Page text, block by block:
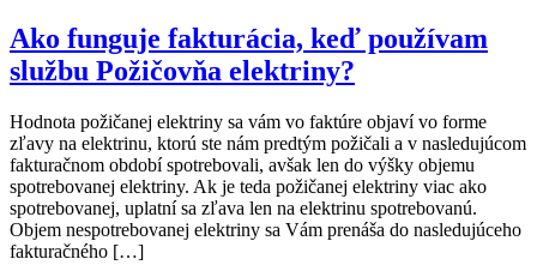
Ako funguje fakturácia, keď používam
službu Požičovňa elektriny?
Hodnota požičanej elektriny sa vám vo faktúre objaví vo forme
zľavy na elektrinu, ktorú ste nám predtým požičali a v nasledujúcom
fakturačnom období spotrebovali, avšak len do výšky objemu
spotrebovanej elektriny. Ak je teda požičanej elektriny viac ako
spotrebovanej, uplatní sa zľava len na elektrinu spotrebovanú.
Objem nespotrebovanej elektriny sa Vám prenáša do nasledujúceho
fakturačného […]